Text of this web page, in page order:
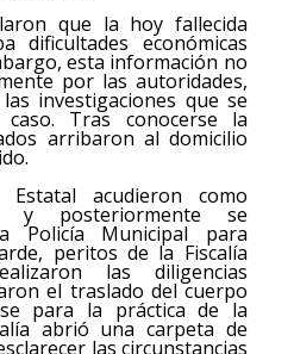
que la hoy fallecida
dificultades económicas
esta información no
por las autoridades,
investigaciones que se
Tras conocerse la
arribaron al domicilio
acudieron como
y posteriormente se
Policía Municipal para
peritos de la Fiscalía
las diligencias
el traslado del cuerpo
para la práctica de la
abrió una carpeta de
las circunstancias